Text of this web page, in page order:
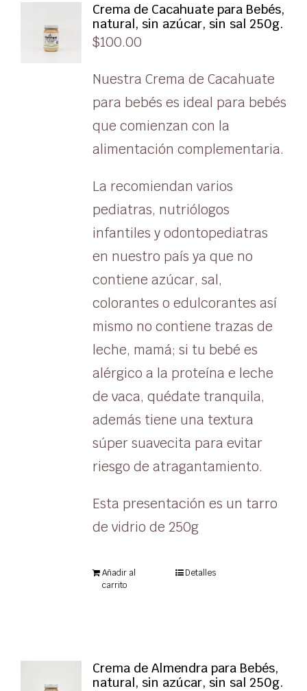
Crema de Cacahuate para Bebés,
natural, sin azúcar, sin sal 250g.
$100.00
Nuestra Crema de Cacahuate
para bebés es ideal para bebés
que comienzan con la
alimentación complementaria.
La recomiendan varios
pediatras, nutriólogos
infantiles y odontopediatras
en nuestro país ya que no
contiene azúcar, sal,
colorantes o edulcorantes así
mismo no contiene trazas de
leche, mamá; si tu bebé es
alérgico a la proteína e leche
de vaca, quédate tranquila,
además tiene una textura
súper suavecita para evitar
riesgo de atragantamiento.
Esta presentación es un tarro
de vidrio de 250g
Añadir al
carrito
Detalles
Crema de Almendra para Bebés,
natural, sin azúcar, sin sal 250g.